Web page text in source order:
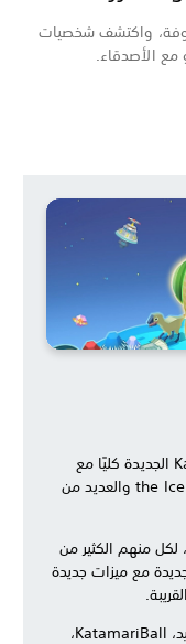
واكتشف شخصيات
الأصدقاء.
استمتع بأوقات رائعة في مغامرة Katamari الجديدة كليًا مع
قصة تمتد عبر الزمن لزيارة Jurassic وthe Ice Age والعديد من
الأمير أو أحد أقاربه الـ68، لكل منهم الكثير من
مع ميزات جديدة
نافس في وضع اللعب عبر الإنترنت الجديد، KatamariBall،